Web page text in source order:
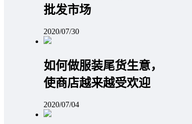
批发市场
2020/07/30
如何做服装尾货生意，
使商店越来越受欢迎
2020/07/04